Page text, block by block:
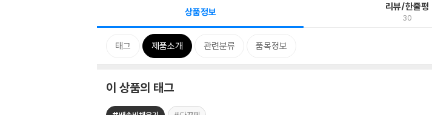
상품정보 리뷰/한줄평
30
태그 제품소개 관련분류 품목정보
이 상품의 태그